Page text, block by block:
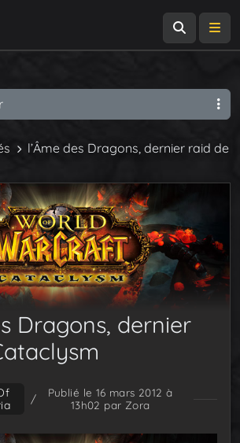
l’Âme des Dragons, dernier raid de
Dragons, dernier
/
Publié le 16 mars 2012 à
13h02 par Zora